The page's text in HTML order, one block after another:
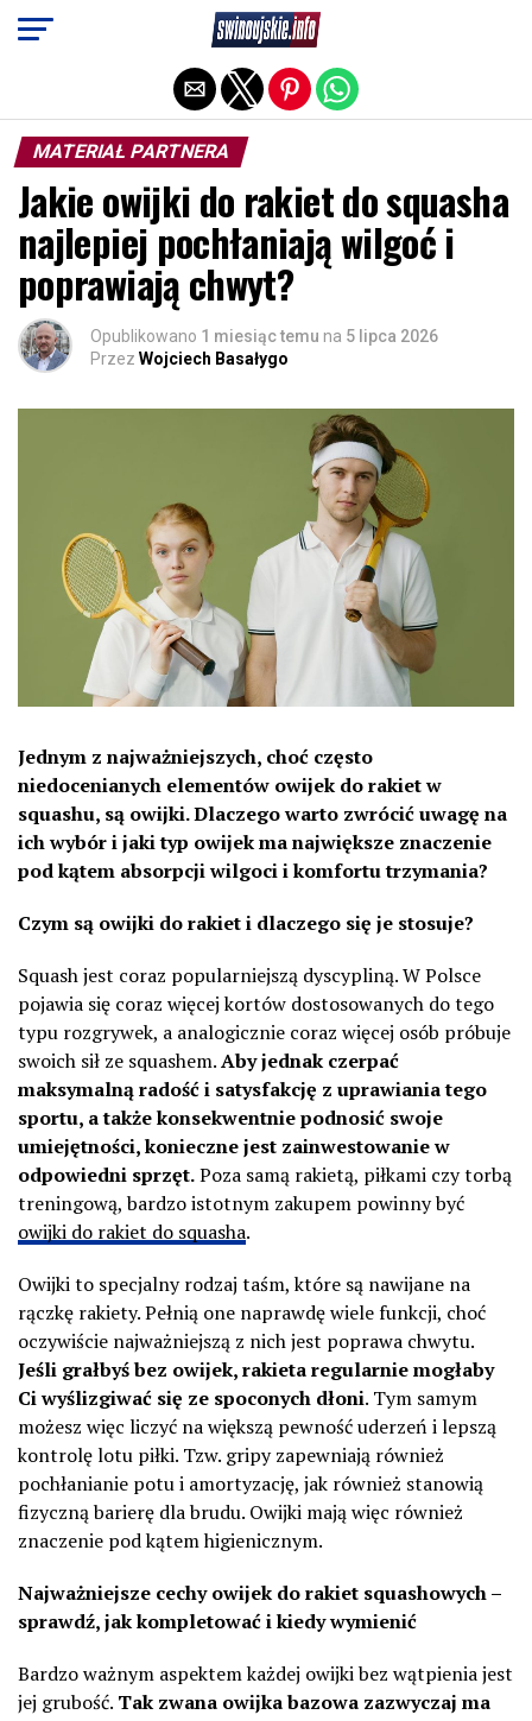
MATERIAŁ PARTNERA
Jakie owijki do rakiet do squasha
najlepiej pochłaniają wilgoć i
poprawiają chwyt?
Opublikowano 1 miesiąc temu na 5 lipca 2026
Przez Wojciech Basałygo
Jednym z najważniejszych, choć często
niedocenianych elementów owijek do rakiet w
squashu, są owijki. Dlaczego warto zwrócić uwagę na
ich wybór i jaki typ owijek ma największe znaczenie
pod kątem absorpcji wilgoci i komfortu trzymania?
Czym są owijki do rakiet i dlaczego się je stosuje?
Squash jest coraz popularniejszą dyscypliną. W Polsce
pojawia się coraz więcej kortów dostosowanych do tego
typu rozgrywek, a analogicznie coraz więcej osób próbuje
swoich sił ze squashem.Aby jednak czerpać
maksymalną radość i satysfakcję z uprawiania tego
sportu, a także konsekwentnie podnosić swoje
umiejętności, konieczne jest zainwestowanie w
odpowiedni sprzęt.Poza samą rakietą, piłkami czy torbą
treningową, bardzo istotnym zakupem powinny być
owijki do rakiet do squasha.
Owijki to specjalny rodzaj taśm, które są nawijane na
rączkę rakiety. Pełnią one naprawdę wiele funkcji, choć
oczywiście najważniejszą z nich jest poprawa chwytu.
Jeśli grałbyś bez owijek, rakieta regularnie mogłaby
Ci wyślizgiwać się ze spoconych dłoni. Tym samym
możesz więc liczyć na większą pewność uderzeń i lepszą
kontrolę lotu piłki. Tzw. gripy zapewniają również
pochłanianie potu i amortyzację, jak również stanowią
fizyczną barierę dla brudu. Owijki mają więc również
znaczenie pod kątem higienicznym.
Najważniejsze cechy owijek do rakiet squashowych –
sprawdź, jak kompletować i kiedy wymienić
Bardzo ważnym aspektem każdej owijki bez wątpienia jest
jej grubość. Tak zwana owijka bazowa zazwyczaj ma
Exit mobile version